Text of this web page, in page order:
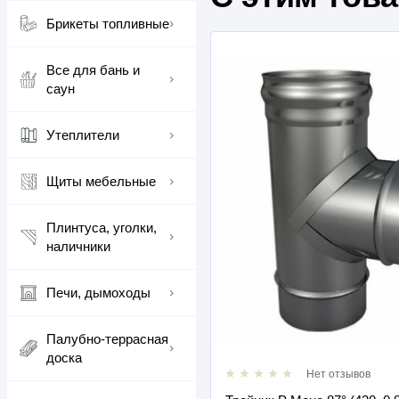
Брикеты топливные
Все для бань и
саун
Утеплители
Щиты мебельные
Плинтуса, уголки,
наличники
Печи, дымоходы
Палубно-террасная
доска
Нет отзывов